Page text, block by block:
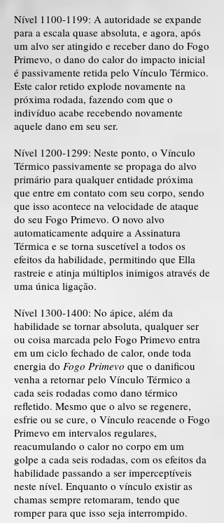
Nível 1100-1199: A autoridade se expande
para a escala quase absoluta, e agora, após
um alvo ser atingido e receber dano do Fogo
Primevo, o dano do calor do impacto inicial
é passivamente retida pelo Vínculo Térmico.
Este calor retido explode novamente na
próxima rodada, fazendo com que o
indivíduo acabe recebendo novamente
aquele dano em seu ser.
Nível 1200-1299: Neste ponto, o Vínculo
Térmico passivamente se propaga do alvo
primário para qualquer entidade próxima
que entre em contato com seu corpo, sendo
que isso acontece na velocidade de ataque
do seu Fogo Primevo. O novo alvo
automaticamente adquire a Assinatura
Térmica e se torna suscetível a todos os
efeitos da habilidade, permitindo que Ella
rastreie e atinja múltiplos inimigos através de
uma única ligação.
Nível 1300-1400: No ápice, além da
habilidade se tornar absoluta, qualquer ser
ou coisa marcada pelo Fogo Primevo entra
em um ciclo fechado de calor, onde toda
energia do Fogo Primevo que o danificou
venha a retornar pelo Vínculo Térmico a
cada seis rodadas como dano térmico
refletido. Mesmo que o alvo se regenere,
esfrie ou se cure, o Vínculo reacende o Fogo
Primevo em intervalos regulares,
reacumulando o calor no corpo em um
golpe a cada seis rodadas, com os efeitos da
habilidade passando a ser imperceptíveis
neste nível. Enquanto o vínculo existir as
chamas sempre retomaram, tendo que
romper para que isso seja interrompido.